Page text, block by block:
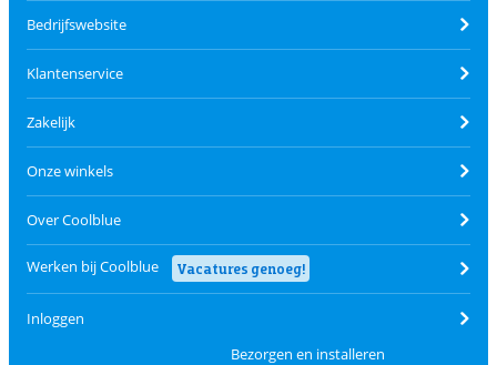
Bedrijfswebsite
Klantenservice
Zakelijk
Onze winkels
Over Coolblue
Werken bij Coolblue Vacatures genoeg!
Inloggen
Bezorgen en installeren